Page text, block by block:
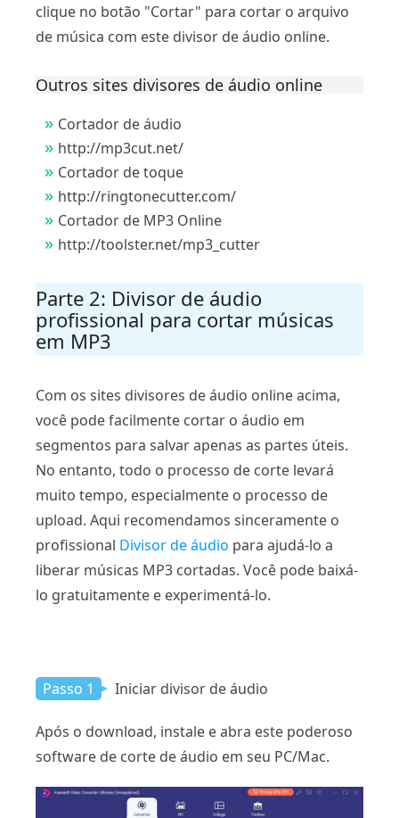
clique no botão "Cortar" para cortar o arquivo
de música com este divisor de áudio online.
Outros sites divisores de áudio online
Cortador de áudio
http://mp3cut.net/
Cortador de toque
http://ringtonecutter.com/
Cortador de MP3 Online
http://toolster.net/mp3_cutter
Parte 2: Divisor de áudio
profissional para cortar músicas
em MP3
Com os sites divisores de áudio online acima,
você pode facilmente cortar o áudio em
segmentos para salvar apenas as partes úteis.
No entanto, todo o processo de corte levará
muito tempo, especialmente o processo de
upload. Aqui recomendamos sinceramente o
profissional Divisor de áudio para ajudá-lo a
liberar músicas MP3 cortadas. Você pode baixá-
lo gratuitamente e experimentá-lo.
Passo 1 Iniciar divisor de áudio
Após o download, instale e abra este poderoso
software de corte de áudio em seu PC/Mac.